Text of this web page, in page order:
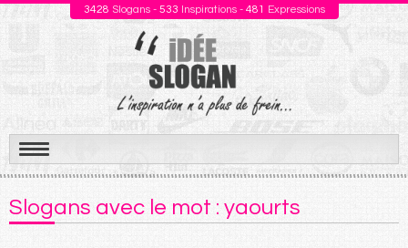
3428 Slogans - 533 Inspirations - 481 Expressions
Aller
au
contenu
Slogans avec le mot : yaourts